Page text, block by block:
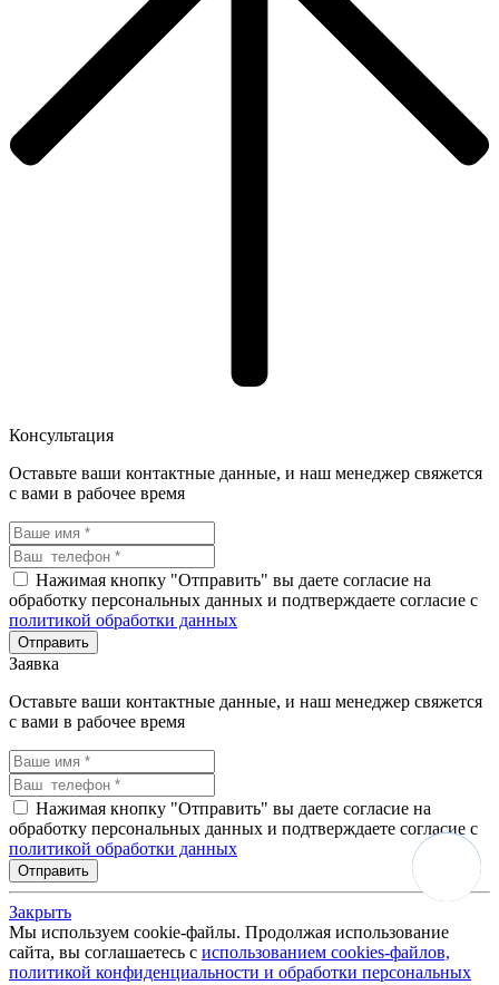
Консультация
Оставьте ваши контактные данные, и наш менеджер свяжется
с вами в рабочее время
Нажимая кнопку "Отправить" вы даете согласие на
обработку персональных данных и подтверждаете согласие с
политикой обработки данных
Заявка
Оставьте ваши контактные данные, и наш менеджер свяжется
с вами в рабочее время
Нажимая кнопку "Отправить" вы даете согласие на
обработку персональных данных и подтверждаете согласие с
политикой обработки данных
Закрыть
Мы используем cookie-файлы. Продолжая использование
сайта, вы соглашаетесь с использованием cookies-файлов,
политикой конфиденциальности и обработки персональных